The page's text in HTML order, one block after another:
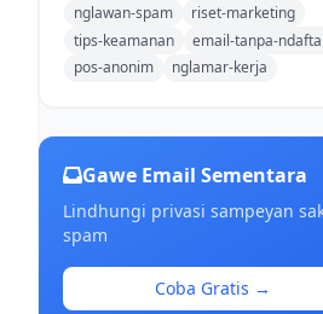
nglawan-spam
riset-marketing
tips-keamanan
email-tanpa-
pos-anonim
nglamar-kerja
Gawe Email Sementara
Lindhungi privasi sampeyan
spam
Coba Gratis →